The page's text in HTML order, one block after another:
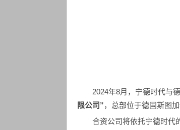
2024年8月，宁德时代与
限公司”，总部位于德国斯图
合资公司将依托宁德时代